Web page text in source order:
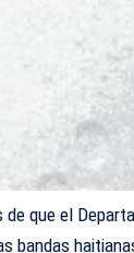
que el
bandas